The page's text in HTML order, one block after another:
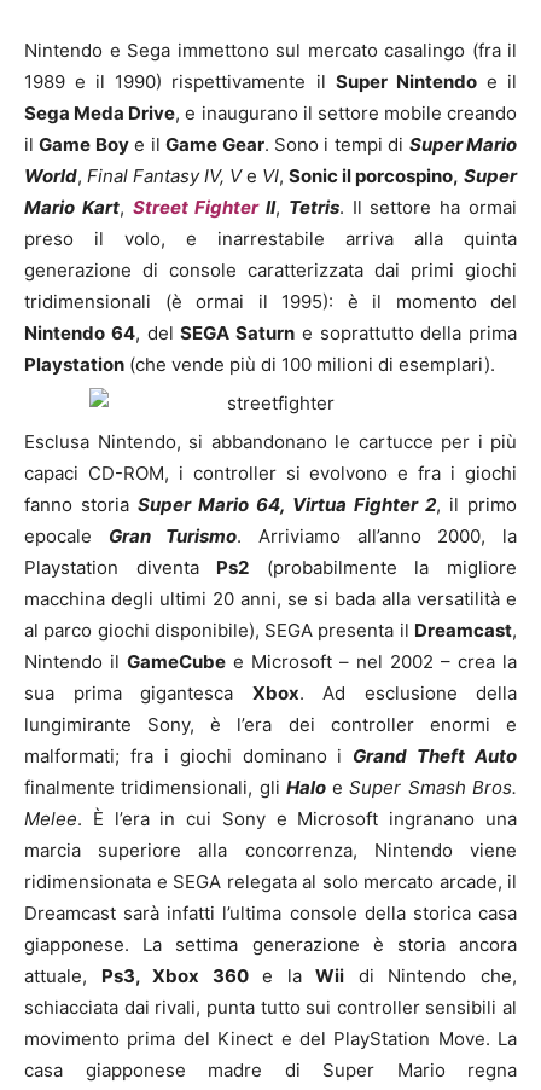
Nintendo e Sega immettono sul mercato casalingo (fra il
1989 e il 1990) rispettivamente il Super Nintendoe il
Sega Meda Drive, e inaugurano il settore mobile creando
ilGame Boye ilGame Gear. Sono i tempi di Super Mario
World, Final Fantasy IV, Ve VI, Sonic il porcospino, Super
Mario Kart, Street FighterII, Tetris. Il settore ha ormai
preso il volo, e inarrestabile arriva alla quinta
generazione di console caratterizzata dai primi giochi
tridimensionali (è ormai il 1995): è il momento del
Nintendo 64, delSEGA Saturn e soprattutto della prima
Playstation (che vende più di 100 milioni di esemplari).
Esclusa Nintendo, si abbandonano le cartucce per i più
capaci CD-ROM, i controller si evolvono e fra i giochi
fanno storia Super Mario 64, Virtua Fighter 2, il primo
epocale Gran Turismo. Arriviamo all’anno 2000, la
Playstation diventa Ps2 (probabilmente la migliore
macchina degli ultimi 20 anni, se si bada alla versatilità e
al parco giochi disponibile), SEGA presenta il Dreamcast,
Nintendo il GameCube e Microsoft – nel 2002 – crea la
sua prima gigantesca Xbox. Ad esclusione della
lungimirante Sony, è l’era dei controller enormi e
malformati; fra i giochi dominano i Grand Theft Auto
finalmente tridimensionali, gli HaloeSuper Smash Bros.
Melee. È l’era in cui Sony e Microsoft ingranano una
marcia superiore alla concorrenza, Nintendo viene
ridimensionata e SEGA relegata al solo mercato arcade, il
Dreamcast sarà infatti l’ultima console della storica casa
giapponese. La settima generazione è storia ancora
attuale, Ps3, Xbox 360e laWii di Nintendo che,
schiacciata dai rivali, punta tutto sui controller sensibili al
movimento prima del Kinect e del PlayStation Move. La
casa giapponese madre di Super Mario regna